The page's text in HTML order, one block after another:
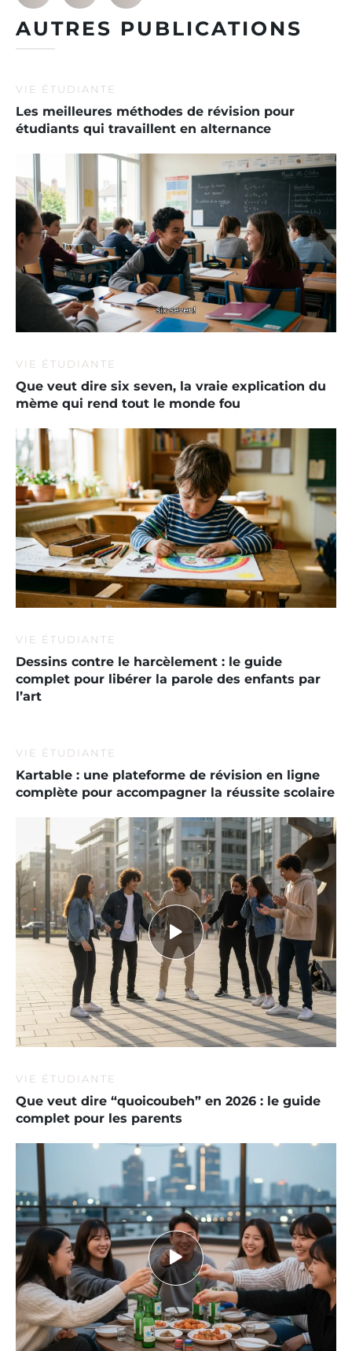
AUTRES PUBLICATIONS
VIE ÉTUDIANTE
Les meilleures méthodes de révision pour
étudiants qui travaillent en alternance
VIE ÉTUDIANTE
Que veut dire six seven, la vraie explication du
mème qui rend tout le monde fou
VIE ÉTUDIANTE
Dessins contre le harcèlement : le guide
complet pour libérer la parole des enfants par
l’art
VIE ÉTUDIANTE
Kartable : une plateforme de révision en ligne
complète pour accompagner la réussite scolaire
VIE ÉTUDIANTE
Que veut dire “quoicoubeh” en 2026 : le guide
complet pour les parents